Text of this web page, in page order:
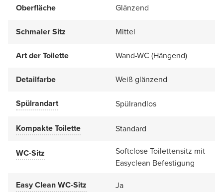
Oberfläche Glänzend
Schmaler Sitz Mittel
Art der Toilette Wand-WC (Hängend)
Detailfarbe Weiß glänzend
Spülrandart Spülrandlos
Kompakte Toilette Standard
WC-Sitz
Softclose Toilettensitz mit
Easyclean Befestigung
Easy Clean WC-Sitz
Ja